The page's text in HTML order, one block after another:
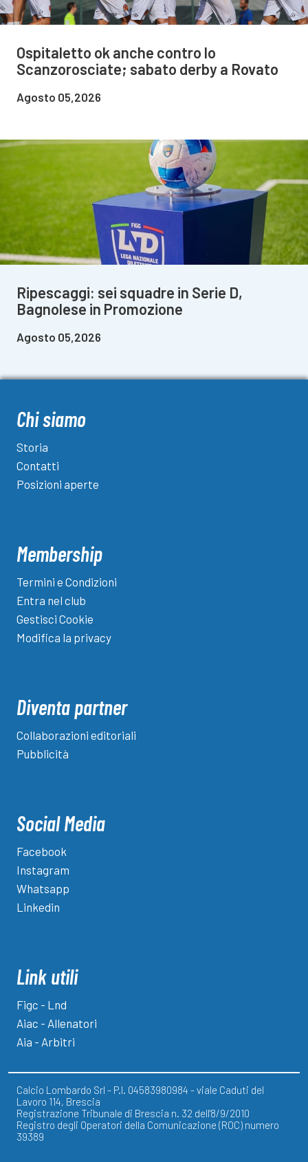
Ospitaletto ok anche contro lo
Scanzorosciate; sabato derby a Rovato
Agosto 05,2026
Ripescaggi: sei squadre in Serie D,
Bagnolese in Promozione
Agosto 05,2026
Chi siamo
Storia
Contatti
Posizioni aperte
Membership
Termini e Condizioni
Entra nel club
Gestisci Cookie
Modifica la privacy
Diventa partner
Collaborazioni editoriali
Pubblicità
Social Media
Facebook
Instagram
Whatsapp
Linkedin
Link utili
Figc - Lnd
Aiac - Allenatori
Aia - Arbitri
Calcio Lombardo Srl - P.I. 04583980984 - viale Caduti del
Lavoro 114, Brescia
Registrazione Tribunale di Brescia n. 32 dell'8/9/2010
Registro degli Operatori della Comunicazione (ROC) numero
39389